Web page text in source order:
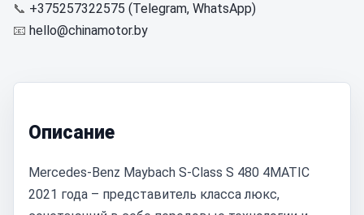
📞 +375257322575 (Telegram, WhatsApp)
📧 hello@chinamotor.by
Описание
Mercedes-Benz Maybach S-Class S 480 4MATIC
2021 года – представитель класса люкс,